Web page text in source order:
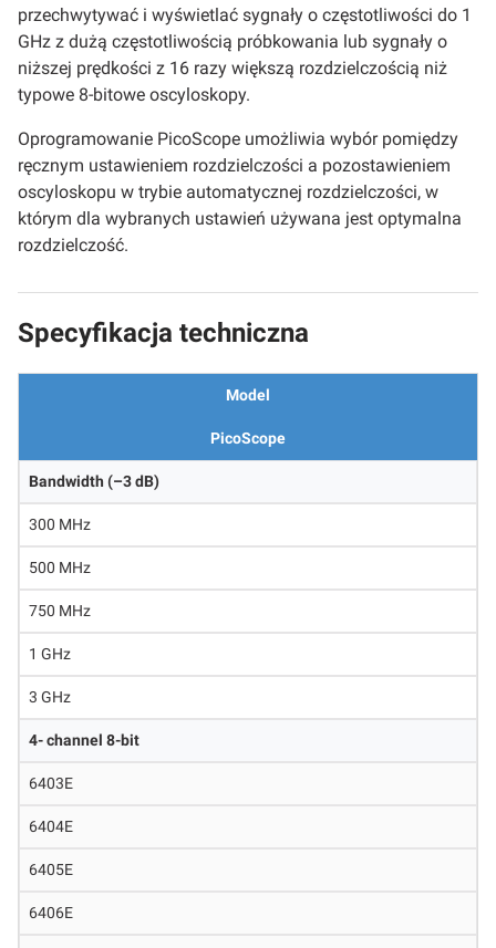
przechwytywać i wyświetlać sygnały o częstotliwości do 1
GHz z dużą częstotliwością próbkowania lub sygnały o
niższej prędkości z 16 razy większą rozdzielczością niż
typowe 8-bitowe oscyloskopy.
Oprogramowanie PicoScope umożliwia wybór pomiędzy
ręcznym ustawieniem rozdzielczości a pozostawieniem
oscyloskopu w trybie automatycznej rozdzielczości, w
którym dla wybranych ustawień używana jest optymalna
rozdzielczość.
Specyfikacja techniczna
Model
PicoScope
Bandwidth (–3 dB)
300 MHz
500 MHz
750 MHz
1 GHz
3 GHz
4- channel 8-bit
6403E
6404E
6405E
6406E